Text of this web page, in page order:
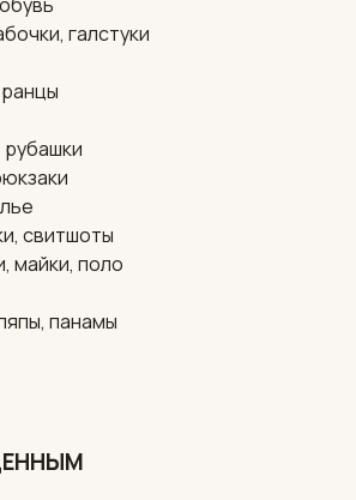
галстуки
свитшоты
майки, поло
панамы